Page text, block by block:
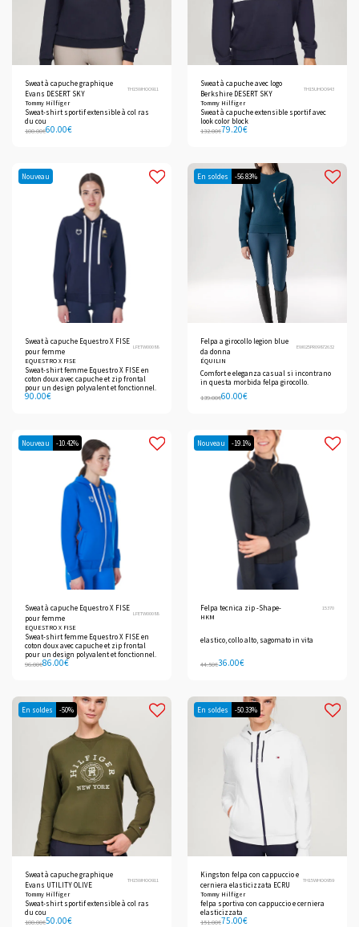
Sweat à capuche graphique
Evans DESERT SKY
TH15WHOO911
Tommy Hilfiger
Sweat-shirt sportif extensible à col ras
du cou
100.00€60.00€
Sweat à capuche avec logo
Berkshire DESERT SKY
TH15UHOO943
Tommy Hilfiger
Sweat à capuche extensible sportif avec
look color block
132.00€79.20€
Nouveau
Sweat à capuche Equestro X FISE
pour femme
LFETW00088
EQUESTRO X FISE
Sweat-shirt femme Equestro X FISE en
coton doux avec capuche et zip frontal
pour un design polyvalent et fonctionnel.
90.00€
En soldes -56.83%
Felpa a girocollo legion blue
da donna
EW025PR09872632
ÉQUILIN
Comfort e eleganza casual si incontrano
in questa morbida felpa girocollo.
139.00€60.00€
Nouveau -10.42%
Sweat à capuche Equestro X FISE
pour femme
LFETW00088
EQUESTRO X FISE
Sweat-shirt femme Equestro X FISE en
coton doux avec capuche et zip frontal
pour un design polyvalent et fonctionnel.
96.00€86.00€
Nouveau -19.1%
Felpa tecnica zip -Shape- 15370
HKM
elastico, collo alto, sagomato in vita
44.50€36.00€
En soldes -50%
Sweat à capuche graphique
Evans UTILITY OLIVE
TH15WHOO911
Tommy Hilfiger
Sweat-shirt sportif extensible à col ras
du cou
100.00€50.00€
En soldes -50.33%
Kingston felpa con cappuccio e
cerniera elasticizzata ECRU
TH15WHOO959
Tommy Hilfiger
felpa sportiva con cappuccio e cerniera
elasticizzata
151.00€75.00€